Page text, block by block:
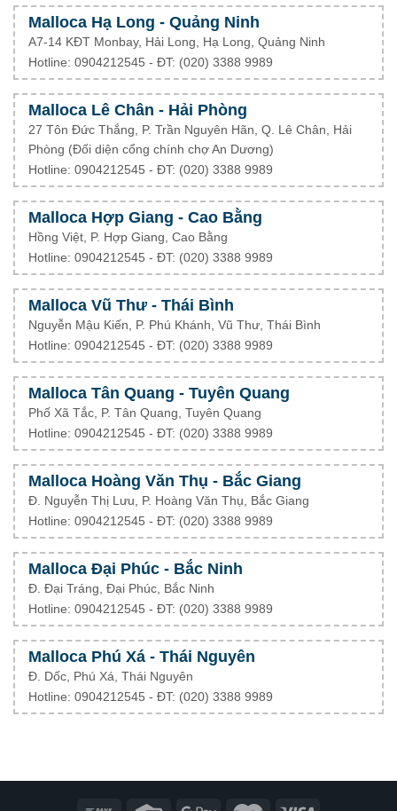
Malloca Hạ Long - Quảng Ninh
A7-14 KĐT Monbay, Hải Long, Hạ Long, Quảng Ninh
Hotline: 0904212545 - ĐT: (020) 3388 9989
Malloca Lê Chân - Hải Phòng
27 Tôn Đức Thắng, P. Trần Nguyên Hãn, Q. Lê Chân, Hải
Phòng (Đối diện cổng chính chợ An Dương)
Hotline: 0904212545 - ĐT: (020) 3388 9989
Malloca Hợp Giang - Cao Bằng
Hồng Việt, P. Hợp Giang, Cao Bằng
Hotline: 0904212545 - ĐT: (020) 3388 9989
Malloca Vũ Thư - Thái Bình
Nguyễn Mậu Kiến, P. Phú Khánh, Vũ Thư, Thái Bình
Hotline: 0904212545 - ĐT: (020) 3388 9989
Malloca Tân Quang - Tuyên Quang
Phố Xã Tắc, P. Tân Quang, Tuyên Quang
Hotline: 0904212545 - ĐT: (020) 3388 9989
Malloca Hoàng Văn Thụ - Bắc Giang
Đ. Nguyễn Thị Lưu, P. Hoàng Văn Thụ, Bắc Giang
Hotline: 0904212545 - ĐT: (020) 3388 9989
Malloca Đại Phúc - Bắc Ninh
Đ. Đại Tráng, Đại Phúc, Bắc Ninh
Hotline: 0904212545 - ĐT: (020) 3388 9989
Malloca Phú Xá - Thái Nguyên
Đ. Dốc, Phú Xá, Thái Nguyên
Hotline: 0904212545 - ĐT: (020) 3388 9989